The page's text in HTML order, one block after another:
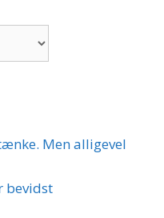
Men alligevel
bevidst